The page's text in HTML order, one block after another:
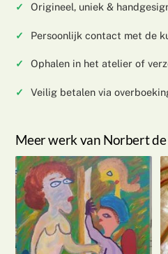
Origineel, uniek &
Persoonlijk contact met de
Ophalen in het atelier of
Veilig betalen via
Meer werk van Norbert de